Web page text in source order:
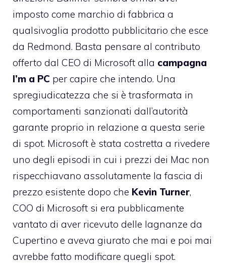
imposto come marchio di fabbrica a
qualsivoglia prodotto pubblicitario che esce
da Redmond. Basta pensare al contributo
offerto dal CEO di Microsoft alla campagna
I’m a PC per capire che intendo. Una
spregiudicatezza che si è trasformata in
comportamenti sanzionati dall’autorità
garante proprio in relazione a questa serie
di spot. Microsoft è stata costretta a rivedere
uno degli episodi in cui i prezzi dei Mac non
rispecchiavano assolutamente la fascia di
prezzo esistente dopo che Kevin Turner,
COO di Microsoft si era pubblicamente
vantato di aver ricevuto delle lagnanze da
Cupertino e aveva giurato che mai e poi mai
avrebbe fatto modificare quegli spot.